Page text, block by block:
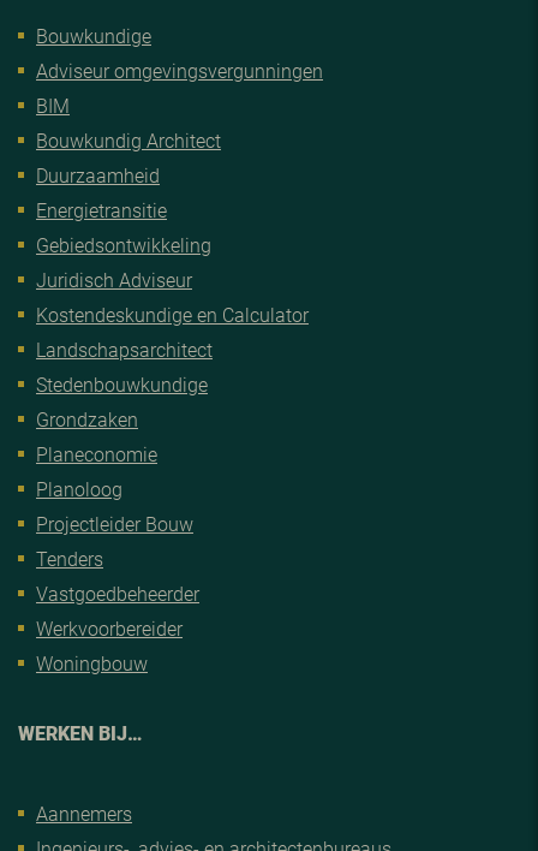
Bouwkundige
Adviseur omgevingsvergunningen
BIM
Bouwkundig Architect
Duurzaamheid
Energietransitie
Gebiedsontwikkeling
Juridisch Adviseur
Kostendeskundige en Calculator
Landschapsarchitect
Stedenbouwkundige
Grondzaken
Planeconomie
Planoloog
Projectleider Bouw
Tenders
Vastgoedbeheerder
Werkvoorbereider
Woningbouw
WERKEN BIJ…
Aannemers